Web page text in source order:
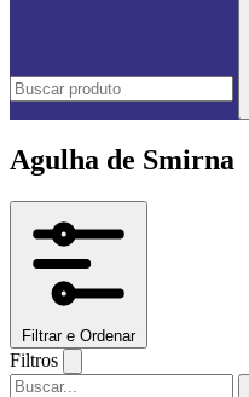
Agulha de Smirna
Filtrar e Ordenar
Filtros